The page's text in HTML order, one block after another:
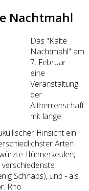
Nachtmahl
Das "Kalte
Nachtmahl" am
7. Februar -
eine
Veranstaltung
der
Altherrenschaft
mit lange
Hinsicht ein
Arten
Hühnerkeulen,
Schnaps), und - als
Rho